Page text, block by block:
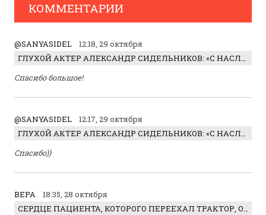
КОММЕНТАРИИ
@SANYASIDEL
12:18, 29 октября
ГЛУХОЙ АКТЕР АЛЕКСАНДР СИДЕЛЬНИКОВ: «С НАСЛАЖДЕНИЕМ ИГРАЛ ОТРИЦАТЕЛЬНОГО ГЕРОЯ!»
Спасибо большое!
@SANYASIDEL
12:17, 29 октября
ГЛУХОЙ АКТЕР АЛЕКСАНДР СИДЕЛЬНИКОВ: «С НАСЛАЖДЕНИЕМ ИГРАЛ ОТРИЦАТЕЛЬНОГО ГЕРОЯ!»
Спасибо))
ВЕРА
18:35, 28 октября
СЕРДЦЕ ПАЦИЕНТА, КОТОРОГО ПЕРЕЕХАЛ ТРАКТОР, ОБНАРУЖИЛИ… В ЖИВОТЕ